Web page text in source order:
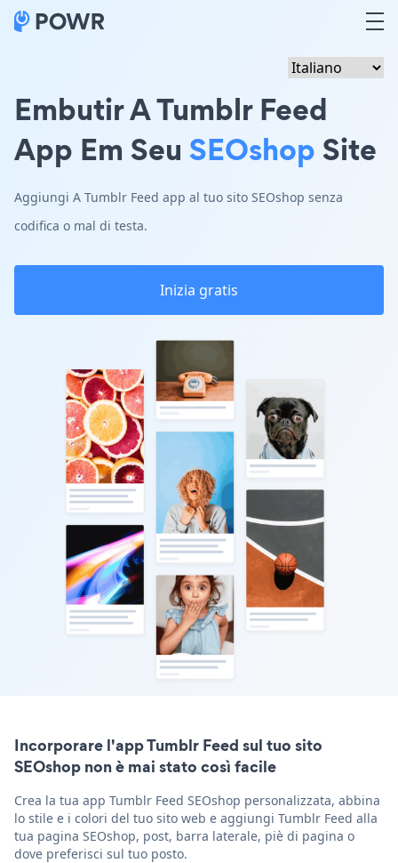
Embutir A Tumblr Feed
App Em Seu SEOshopSite
Aggiungi A Tumblr Feed app al tuo sito SEOshop senza
codifica o mal di testa.
Inizia gratis
Incorporare l'app Tumblr Feed sul tuo sito
SEOshop non è mai stato così facile
Crea la tua app Tumblr Feed SEOshop personalizzata, abbina
lo stile e i colori del tuo sito web e aggiungi Tumblr Feed alla
tua pagina SEOshop, post, barra laterale, piè di pagina o
dove preferisci sul tuo posto.